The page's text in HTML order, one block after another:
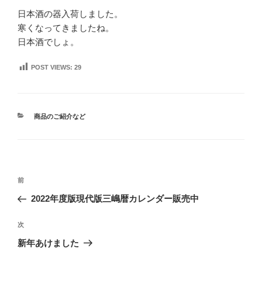
日本酒の器入荷しました。
寒くなってきましたね。
日本酒でしょ。
POST VIEWS: 29
カ
商品のご紹介など
投
ナ
ビ
ゲ
前
の
稿
前
2022年度版現代版三嶋暦カレンダー販売中
次
の
次
新年あけました